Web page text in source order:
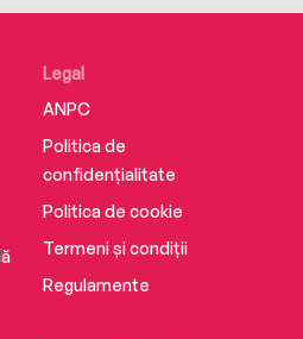
Legal
ANPC
Politica de
confidențialitate
Politica de cookie
Termeni și condiții
Regulamente